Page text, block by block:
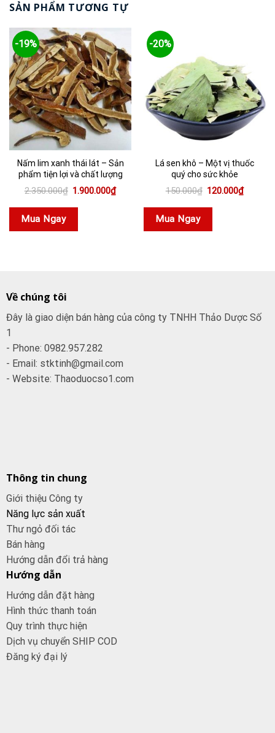
SẢN PHẨM TƯƠNG TỰ
-19%
Nấm lim xanh thái lát – Sản
phẩm tiện lợi và chất lượng
2.350.000₫ Giá
là:
1.900.000₫Giá
hiện
1.900.000₫.
Mua Ngay
-20%
Lá sen khô – Một vị thuốc
quý cho sức khỏe
150.000₫ Giá
là:
120.000₫Giá
hiện
Mua Ngay
Về chúng tôi
Đây là giao diện bán hàng của công ty TNHH Thảo Dược Số
1
- Phone: 0982.957.282
- Email: stktinh@gmail.com
- Website: Thaoduocso1.com
Thông tin chung
Giới thiệu Công ty
Năng lực sản xuất
Thư ngỏ đối tác
Bán hàng
Hướng dẫn đổi trả hàng
Hướng dẫn
Hướng dẫn đặt hàng
Hình thức thanh toán
Quy trình thực hiện
Dịch vụ chuyển SHIP COD
Đăng ký đại lý